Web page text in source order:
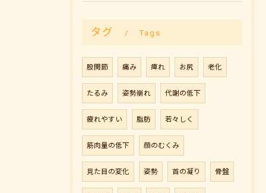
タグ Tags
股関節 痛み 痺れ お尻 老化
たるみ 姿勢崩れ 代謝の低下
疲れやすい 脂肪 若々しく
筋肉量の低下 顔のむくみ
見た目の変化 姿勢 首の凝り 骨盤